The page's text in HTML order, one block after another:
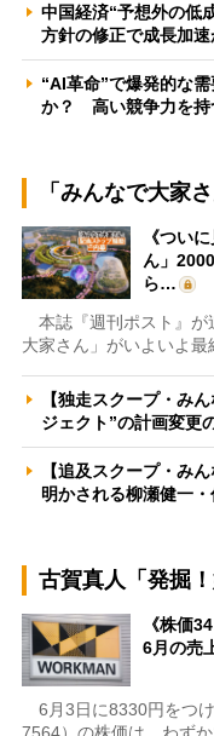
中国経済“予想外の低
方針の修正で成長加
“AI革命”で爆発的な
か？ 高い競争力を
「みんなで大家
《つい
ん」
ら…
本誌『週刊ポスト』が
大家さん」がいよいよ最
【独走スクープ・み
ジェクト”の計画変更
【追及スクープ・み
明かされる柳瀬健一
古賀真人「発掘！
《株価
6月の売
6月3日に8330円をつけ
7564）の株価は、わず